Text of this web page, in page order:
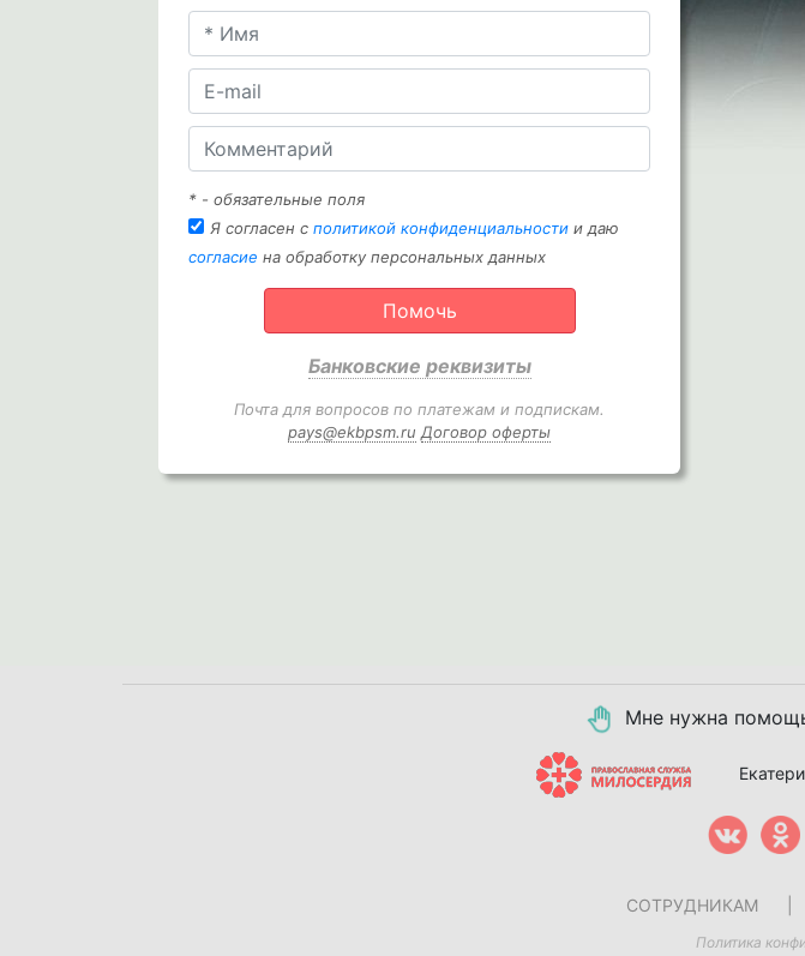
* - обязательные поля
Я согласен с политикой конфиденциальности и даю
согласие на обработку персональных данных
Помочь
Банковские реквизиты
Почта для вопросов по платежам и подпискам.
pays@ekbpsm.ru Договор оферты
Мне нужна
СОТРУДНИКАМ
Политика